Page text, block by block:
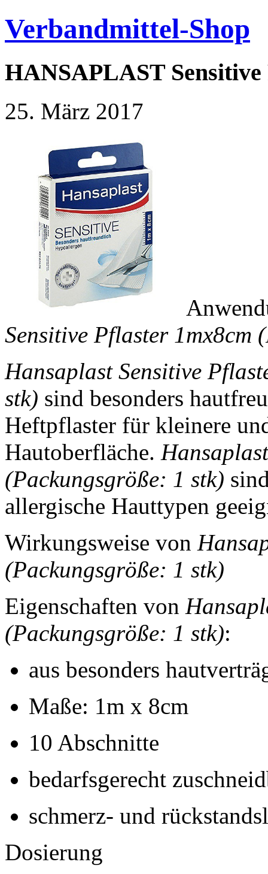
Verbandmittel-Shop
HANSAPLAST Sensitive
25. März 2017
Sensitive Pflaster 1mx8cm
Hansaplast Sensitive
stk) sind besonders
Heftpflaster für kleinere
Hautoberfläche.
(Packungsgröße: 1 stk)
allergische Hauttypen
Wirkungsweise von
(Packungsgröße: 1 stk)
Eigenschaften von
(Packungsgröße: 1 stk):
aus besonders
Maße: 1m x 8cm
10 Abschnitte
bedarfsgerecht
schmerz- und
Dosierung